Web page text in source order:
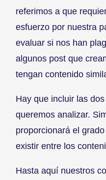
referimos a que
esfuerzo por nuestra
evaluar si nos han
algunos post que
tengan contenido
Hay que incluir las
queremos analizar.
proporcionará el
existir entre los
Hasta aquí nuestros